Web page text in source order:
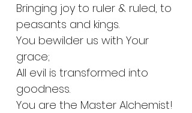
Bringing joy to ruler & ruled, to
peasants and kings.
You bewilder us with Your
grace;
All evil is transformed into
goodness.
You are the Master Alchemist!